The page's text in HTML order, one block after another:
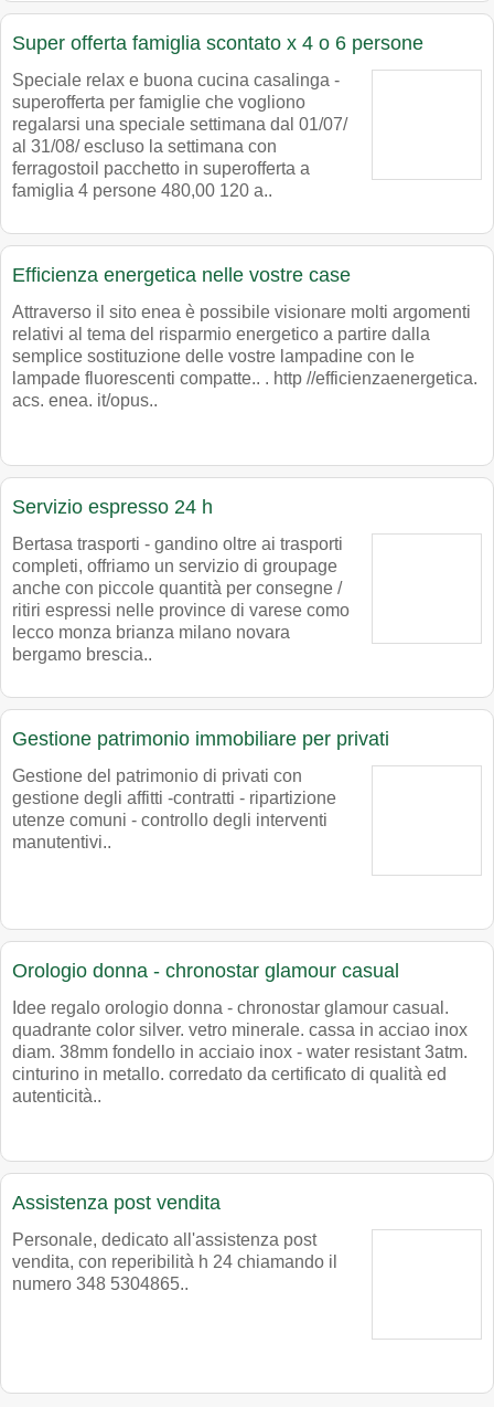
Super offerta famiglia scontato x 4 o 6 persone
Speciale relax e buona cucina casalinga -
superofferta per famiglie che vogliono
regalarsi una speciale settimana dal 01/07/
al 31/08/ escluso la settimana con
ferragostoil pacchetto in superofferta a
famiglia 4 persone 480,00 120 a..
Efficienza energetica nelle vostre case
Attraverso il sito enea è possibile visionare molti argomenti
relativi al tema del risparmio energetico a partire dalla
semplice sostituzione delle vostre lampadine con le
lampade fluorescenti compatte.. . http //efficienzaenergetica.
acs. enea. it/opus..
Servizio espresso 24 h
Bertasa trasporti - gandino oltre ai trasporti
completi, offriamo un servizio di groupage
anche con piccole quantità per consegne /
ritiri espressi nelle province di varese como
lecco monza brianza milano novara
bergamo brescia..
Gestione patrimonio immobiliare per privati
Gestione del patrimonio di privati con
gestione degli affitti -contratti - ripartizione
utenze comuni - controllo degli interventi
manutentivi..
Orologio donna - chronostar glamour casual
Idee regalo orologio donna - chronostar glamour casual.
quadrante color silver. vetro minerale. cassa in acciao inox
diam. 38mm fondello in acciaio inox - water resistant 3atm.
cinturino in metallo. corredato da certificato di qualità ed
autenticità..
Assistenza post vendita
Personale, dedicato all'assistenza post
vendita, con reperibilità h 24 chiamando il
numero 348 5304865..